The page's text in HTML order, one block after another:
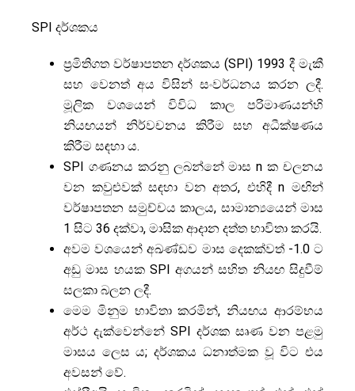
SPI දර්ශකය
ප්‍රමිතිගත වර්ෂාපතන දර්ශකය (SPI) 1993 දී මැකී
සහ වෙනත් අය විසින් සංවර්ධනය කරන ලදී.
මූලික වශයෙන් විවිධ කාල පරිමාණයන්හි
නියඟයන් නිර්වචනය කිරීම සහ අධීක්ෂණය
කිරීම සඳහා ය.
SPI ගණනය කරනු ලබන්නේ මාස n ක චලනය
වන කවුළුවක් සඳහා වන අතර, එහිදී n මඟින්
වර්ෂාපතන සමුච්චය කාලය, සාමාන්‍යයෙන් මාස
1 සිට 36 දක්වා, මාසික ආදාන දත්ත භාවිතා කරයි.
අවම වශයෙන් අඛණ්ඩව මාස දෙකක්වත් -1.0 ට
අඩු මාස ​​හයක SPI අගයන් සහිත නියඟ සිදුවීම්
සලකා බලන ලදී.
මෙම මිනුම භාවිතා කරමින්, නියඟය ආරම්භය
අර්ථ දැක්වෙන්නේ SPI දර්ශක සෘණ වන පළමු
මාසය ලෙස ය; දර්ශකය ධනාත්මක වූ විට එය
අවසන් වේ.